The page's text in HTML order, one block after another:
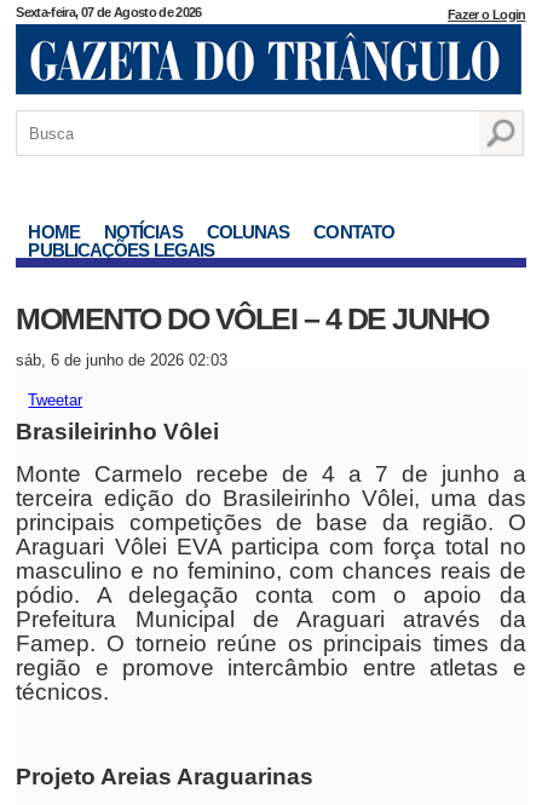
Sexta-feira, 07 de Agosto de 2026 Fazer o Login
HOME NOTÍCIAS COLUNAS
CONTATO
PUBLICAÇÕES LEGAIS
MOMENTO DO VÔLEI – 4 DE JUNHO
sáb, 6 de junho de 2026 02:03
Tweetar
Brasileirinho Vôlei
Monte Carmelo recebe de 4 a 7 de junho a
terceira edição do Brasileirinho Vôlei, uma das
principais competições de base da região. O
Araguari Vôlei EVA participa com força total no
masculino e no feminino, com chances reais de
pódio. A delegação conta com o apoio da
Prefeitura Municipal de Araguari através da
Famep. O torneio reúne os principais times da
região e promove intercâmbio entre atletas e
técnicos.
Projeto Areias Araguarinas